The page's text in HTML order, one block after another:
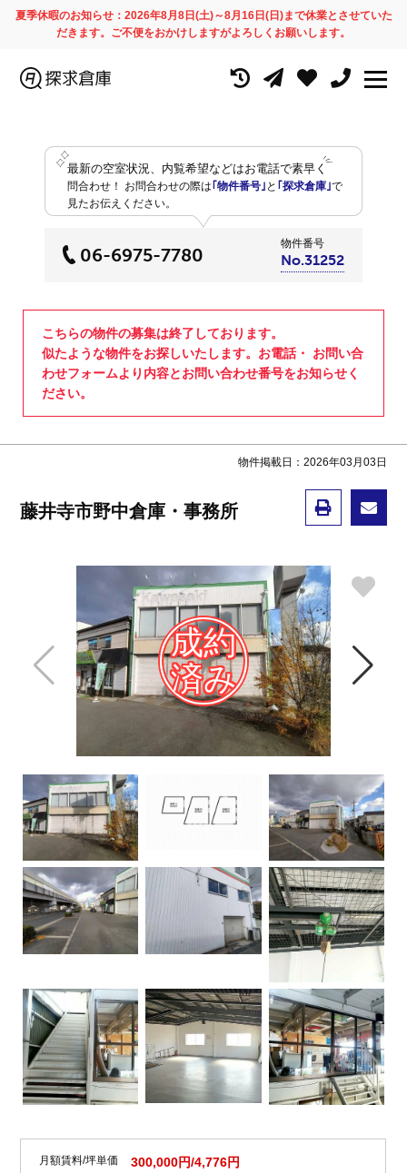
夏季休暇のお知らせ：2026年8月8日(土)～8月16日(日)まで休業とさせていた
だきます。ご不便をおかけしますがよろしくお願いします。
最新の空室状況、内覧希望などはお電話で素早く
問合わせ！ お問合わせの際は ｢物件番号｣ と ｢探求倉庫｣で
見たお伝えください。
06-6975-7780
物件番号
No.31252
こちらの物件の募集は終了しております。
似たような物件をお探しいたします。お電話・ お問い合
わせフォームより内容とお問い合わせ番号をお知らせく
ださい。
物件掲載日：2026年03月03日
藤井寺市野中倉庫・事務所
月額賃料/坪単価 300,000円/4,776円